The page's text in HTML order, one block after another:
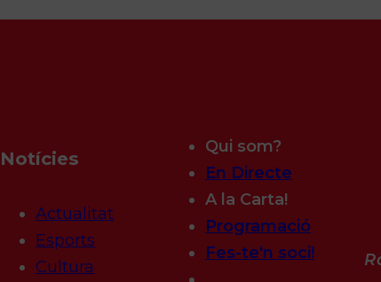
Notícies
Actualitat
Esports
Cultura
Qui som?
En Directe
A la Carta!
Programació
Fes-te'n soci!